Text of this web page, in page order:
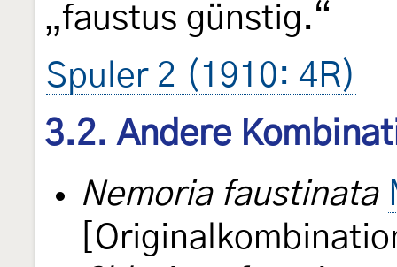
„faustus günstig.“
Spuler 2 (1910: 4R)
3.2. Andere
Nemoria faustinata